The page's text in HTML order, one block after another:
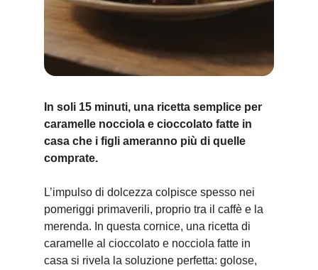
In soli 15 minuti, una ricetta semplice per
caramelle nocciola e cioccolato fatte in
casa che i figli ameranno più di quelle
comprate.
L’impulso di dolcezza colpisce spesso nei
pomeriggi primaverili, proprio tra il caffè e la
merenda. In questa cornice, una ricetta di
caramelle al cioccolato e nocciola fatte in
casa si rivela la soluzione perfetta: golose,